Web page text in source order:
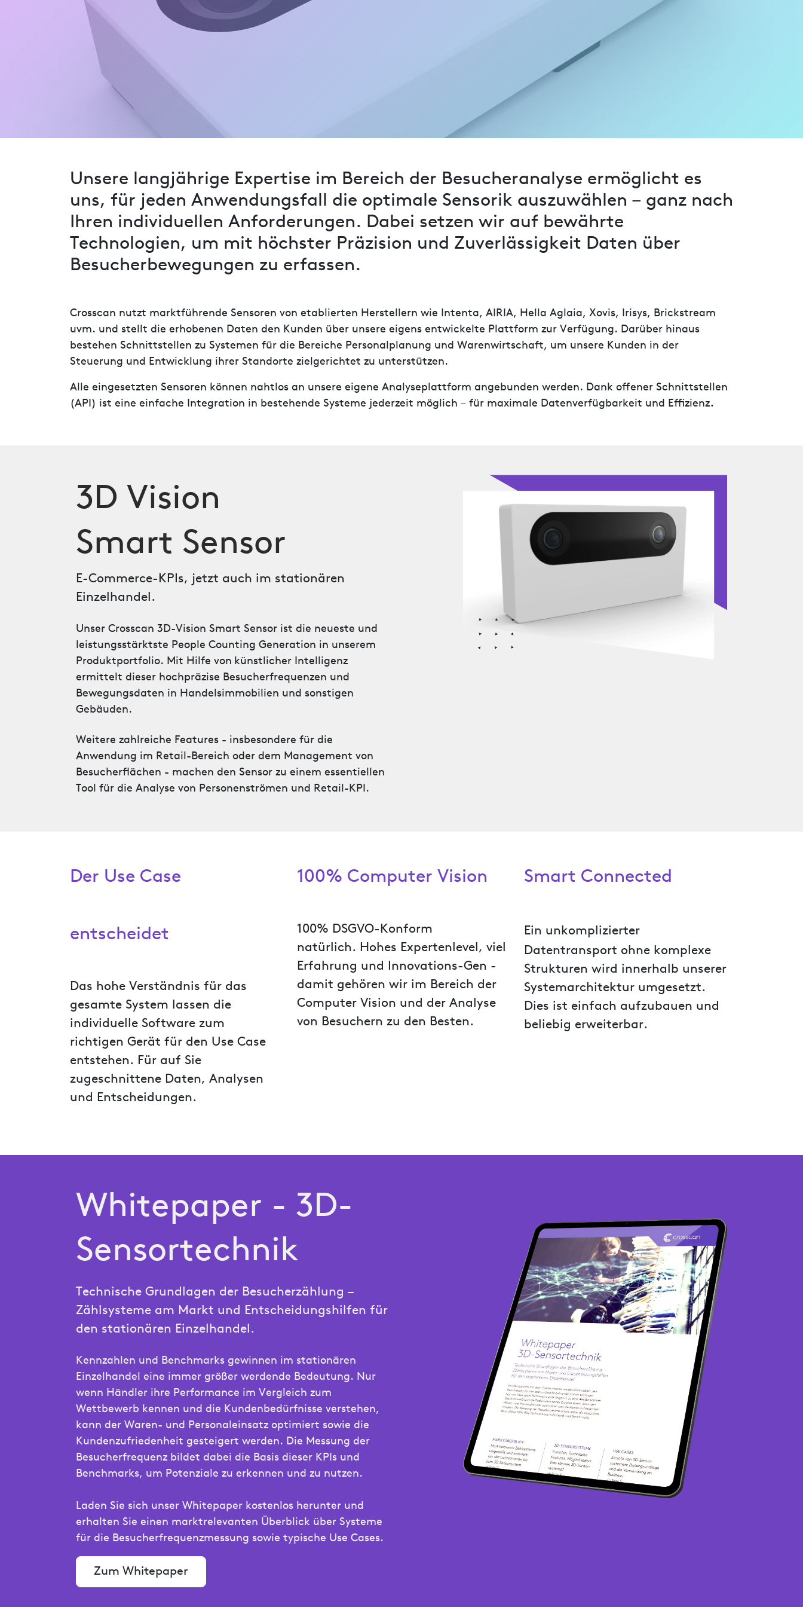
Unsere langjährige Expertise im Bereich der Besucheranalyse ermöglicht es
uns, für jeden Anwendungsfall die optimale Sensorik auszuwählen – ganz nach
Ihren individuellen Anforderungen. Dabei setzen wir auf bewährte
Technologien, um mit höchster Präzision und Zuverlässigkeit Daten über
Besucherbewegungen zu erfassen.
Crosscan nutzt marktführende Sensoren von etablierten Herstellern wie Intenta, AIRIA, Hella Aglaia, Xovis, Irisys, Brickstream
uvm. und stellt die erhobenen Daten den Kunden über unsere eigens entwickelte Plattform zur Verfügung. Darüber hinaus
bestehen Schnittstellen zu Systemen für die Bereiche Personalplanung und Warenwirtschaft, um unsere Kunden in der
Steuerung und Entwicklung ihrer Standorte zielgerichtet zu unterstützen.
Alle eingesetzten Sensoren können nahtlos an unsere eigene Analyseplattform angebunden werden. Dank offener Schnittstellen
(API) ist eine einfache Integration in bestehende Systeme jederzeit möglich – für maximale Datenverfügbarkeit und Effizienz.
3D Vision
Smart Sensor
E-Commerce-KPIs, jetzt auch im stationären
Einzelhandel.
Unser Crosscan 3D-Vision Smart Sensor ist die neueste und
leistungsstärktste People Counting Generation in unserem
Produktportfolio. Mit Hilfe von künstlicher Intelligenz
ermittelt dieser hochpräzise Besucherfrequenzen und
Bewegungsdaten in Handelsimmobilien und sonstigen
Gebäuden.
Weitere zahlreiche Features - insbesondere für die
Anwendung im Retail-Bereich oder dem Management von
Besucherflächen - machen den Sensor zu einem essentiellen
Tool für die Analyse von Personenströmen und Retail-KPI.
Der Use Case
entscheidet
Das hohe Verständnis für das
gesamte System lassen die
individuelle Software zum
richtigen Gerät für den Use Case
entstehen. Für auf Sie
zugeschnittene Daten, Analysen
und Entscheidungen.
100% Computer Vision
100% DSGVO-Konform
natürlich. Hohes Expertenlevel, viel
Erfahrung und Innovations-Gen -
damit gehören wir im Bereich der
Computer Vision und der Analyse
von Besuchern zu den Besten.
Smart Connected
Ein unkomplizierter
Datentransport ohne komplexe
Strukturen wird innerhalb unserer
Systemarchitektur umgesetzt.
Dies ist einfach aufzubauen und
beliebig erweiterbar.
Whitepaper - 3D-
Sensortechnik
Technische Grundlagen der Besucherzählung –
Zählsysteme am Markt und Entscheidungshilfen für
den stationären Einzelhandel.
Kennzahlen und Benchmarks gewinnen im stationären
Einzelhandel eine immer größer werdende Bedeutung. Nur
wenn Händler ihre Performance im Vergleich zum
Wettbewerb kennen und die Kundenbedürfnisse verstehen,
kann der Waren- und Personaleinsatz optimiert sowie die
Kundenzufriedenheit gesteigert werden. Die Messung der
Besucherfrequenz bildet dabei die Basis dieser KPIs und
Benchmarks, um Potenziale zu erkennen und zu nutzen.
Laden Sie sich unser Whitepaper kostenlos herunter und
erhalten Sie einen marktrelevanten Überblick über Systeme
für die Besucherfrequenzmessung sowie typische Use Cases.
Zum Whitepaper